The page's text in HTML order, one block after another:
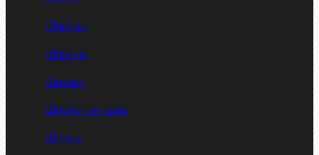
Шпильки
Шплинты
Шпонки
Шпоночная сталь
Штифты